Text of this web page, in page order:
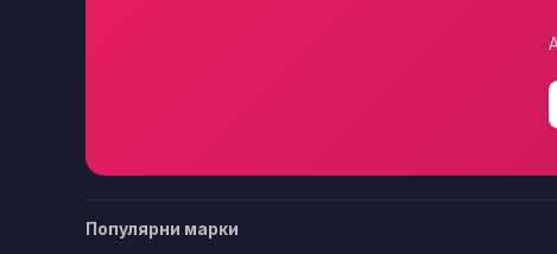
Популярни марки